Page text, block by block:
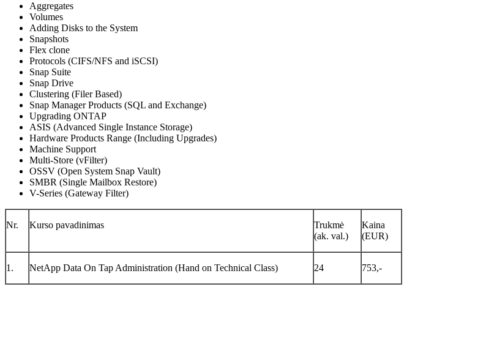
Aggregates
Volumes
Adding Disks to the System
Snapshots
Flex clone
Protocols (CIFS/NFS and iSCSI)
Snap Suite
Snap Drive
Clustering (Filer Based)
Snap Manager Products (SQL and Exchange)
Upgrading ONTAP
ASIS (Advanced Single Instance Storage)
Hardware Products Range (Including Upgrades)
Machine Support
Multi-Store (vFilter)
OSSV (Open System Snap Vault)
SMBR (Single Mailbox Restore)
V-Series (Gateway Filter)
Nr. Kurso pavadinimas
Trukmė
(ak. val.)
Kaina
(EUR)
1. NetApp Data On Tap Administration (Hand on Technical Class) 24 753,-